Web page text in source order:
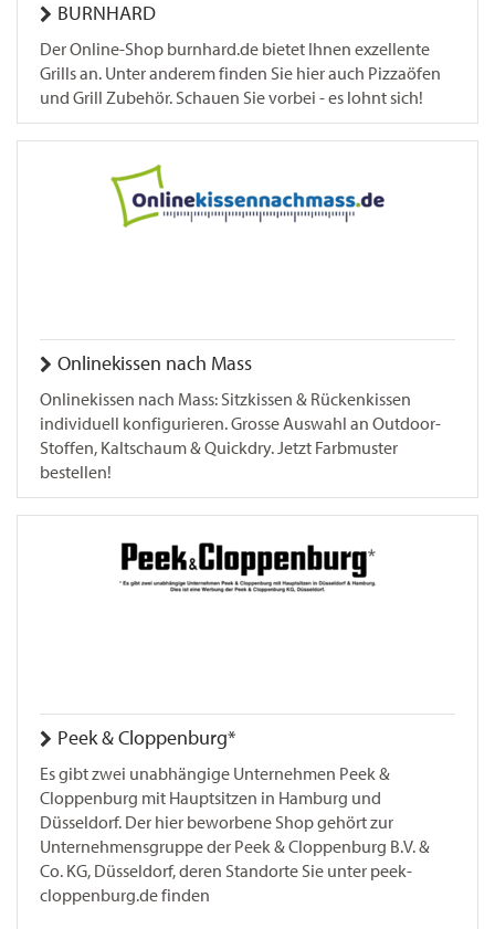
BURNHARD
Der Online-Shop burnhard.de bietet Ihnen exzellente
Grills an. Unter anderem finden Sie hier auch Pizzaöfen
und Grill Zubehör. Schauen Sie vorbei - es lohnt sich!
Onlinekissen nach Mass
Onlinekissen nach Mass: Sitzkissen & Rückenkissen
individuell konfigurieren. Grosse Auswahl an Outdoor-
Stoffen, Kaltschaum & Quickdry. Jetzt Farbmuster
bestellen!
Peek & Cloppenburg*
Es gibt zwei unabhängige Unternehmen Peek &
Cloppenburg mit Hauptsitzen in Hamburg und
Düsseldorf. Der hier beworbene Shop gehört zur
Unternehmensgruppe der Peek & Cloppenburg B.V. &
Co. KG, Düsseldorf, deren Standorte Sie unter peek-
cloppenburg.de finden